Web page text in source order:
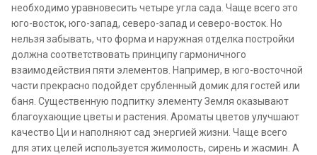
необходимо уравновесить четыре угла сада. Чаще всего это
юго-восток, юго-запад, северо-запад и северо-восток. Но
нельзя забывать, что форма и наружная отделка постройки
должна соответствовать принципу гармоничного
взаимодействия пяти элементов. Например, в юго-восточной
части прекрасно подойдет срубленный домик для гостей или
баня. Существенную подпитку элементу Земля оказывают
благоухающие цветы и растения. Ароматы цветов улучшают
качество Ци и наполняют сад энергией жизни. Чаще всего
для этих целей используется жимолость, сирень и жасмин. А